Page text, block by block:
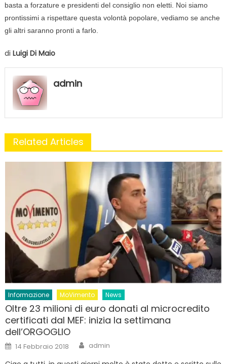
basta a forzature e presidenti del consiglio non eletti. Noi siamo
prontissimi a rispettare questa volontà popolare, vediamo se anche
gli altri saranno pronti a farlo.
di Luigi Di Maio
admin
Related Articles
Informazione MoVimento News
Oltre 23 milioni di euro donati al microcredito
certificati dal MEF: inizia la settimana
dell’ORGOGLIO
Posted
on
14 Febbraio 2018 Author
admin